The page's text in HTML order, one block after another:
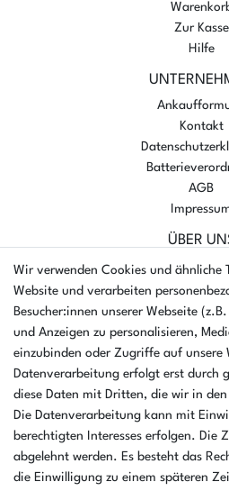
Zur Kasse
Hilfe
Kontakt
AGB
ÜBER
AMIKON
Einsteinstr.
46325
Öffnungszeiten
07:30 -
Öffnungszeiten
07:30 -
Wir verwenden Cookies und ähnliche
Website und verarbeiten
Besucher:innen unserer Webseite
und Anzeigen zu personalisieren,
einzubinden oder Zugriffe auf unsere
Datenverarbeitung erfolgt erst durch
diese Daten mit Dritten, die wir in
Die Datenverarbeitung kann mit
berechtigten Interesses erfolgen. Die
abgelehnt werden. Es besteht das
die Einwilligung zu einem späteren